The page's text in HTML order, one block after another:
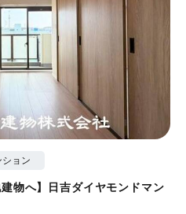
ョン
物へ】日吉ダイヤモンドマン